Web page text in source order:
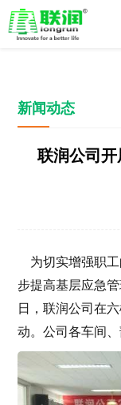
新闻动态
联润公司
为切实增强职工
步提高基层应急
日，联润公司在
动。公司各车间